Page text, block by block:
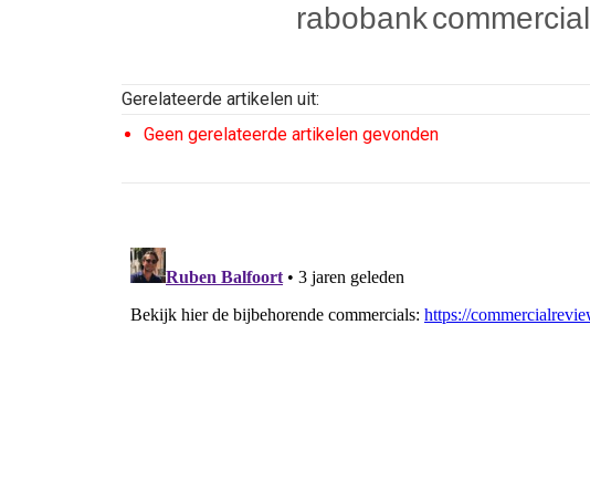
rabobankcommercial
Gerelateerde artikelen uit:
Geen gerelateerde artikelen gevonden